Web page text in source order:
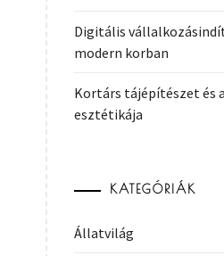
Digitális
modern korban
Kortárs tájépítészet és
esztétikája
KATEGÓRIÁK
Állatvilág